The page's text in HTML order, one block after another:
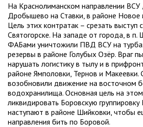
На Краснолиманском направлении ВСУ
Дробышево на Ставки, в районе Новое
Цель этих контратак – срезать выступ
Святогорске. На западе от города, в
ФАБами уничтожили ПВД ВСУ на
резервы в районе Голубых Озёр. Враг
нарушать логистику в тылу и в
районе Ямполовки, Тернов и
возобновили движение на восточном
водохранилища. Основная цель на
ликвидировать Боровскую
наступают в районе Шийковки, чтобы
направления бить по Боровой.